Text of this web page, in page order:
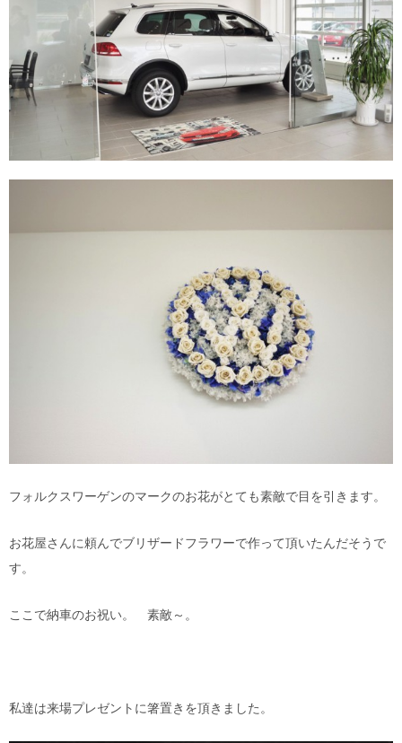
フォルクスワーゲンのマークのお花がとても素敵で目を引きます。
お花屋さんに頼んでブリザードフラワーで作って頂いたんだそうで
す。
ここで納車のお祝い。 素敵～。
私達は来場プレゼントに箸置きを頂きました。